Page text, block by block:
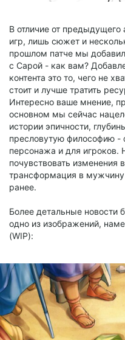
В отличие от предыдущего
игр, лишь сюжет и
прошлом патче мы
с Сарой - как вам?
контента это то, чего не
стоит и лучше тратить
Интересно ваше мнение,
основном мы сейчас
истории эпичности,
пресловутую философию -
персонажа и для игроков.
почувствовать изменения
трансформация в
ранее.
Более детальные новости
одно из изображений,
(WIP):